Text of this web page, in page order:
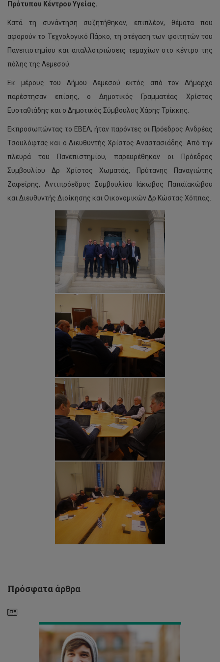
Πρότυπου Κέντρου Υγείας.
Κατά τη συνάντηση συζητήθηκαν, επιπλέον, θέματα που
αφορούν το Τεχνολογικό Πάρκο, τη στέγαση των φοιτητών του
Πανεπιστημίου και απαλλοτριώσεις τεμαχίων στο κέντρο της
πόλης της Λεμεσού.
Εκ μέρους του Δήμου Λεμεσού εκτός από τον Δήμαρχο
παρέστησαν επίσης, ο Δημοτικός Γραμματέας Χρίστος
Ευσταθιάδης και ο Δημοτικός Σύμβουλος Χάρης Τρίκκης.
Εκπροσωπώντας το ΕΒΕΛ, ήταν παρόντες οι Πρόεδρος Ανδρέας
Τσουλόφτας και ο Διευθυντής Χρίστος Αναστασιάδης. Από την
πλευρά του Πανεπιστημίου, παρευρέθηκαν οι Πρόεδρος
Συμβουλίου Δρ Χρίστος Χωματάς, Πρύτανης Παναγιώτης
Ζαφείρης, Αντιπρόεδρος Συμβουλίου Ιάκωβος Παπαϊακώβου
και Διευθυντής Διοίκησης και Οικονομικών Δρ Κώστας Χόππας.
Πρόσφατα άρθρα
Το
ΤΕΠΑΚ
Εκπαιδευτική
και
Καριέρα